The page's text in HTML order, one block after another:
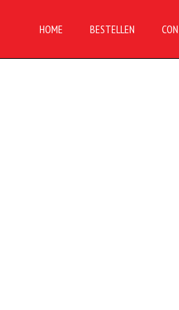
HOME BESTELLEN